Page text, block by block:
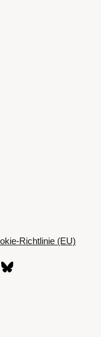
Richtlinie (EU)
Mastodon